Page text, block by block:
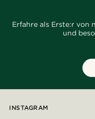
Erfahre als Erste:r von
und
INSTAGRAM